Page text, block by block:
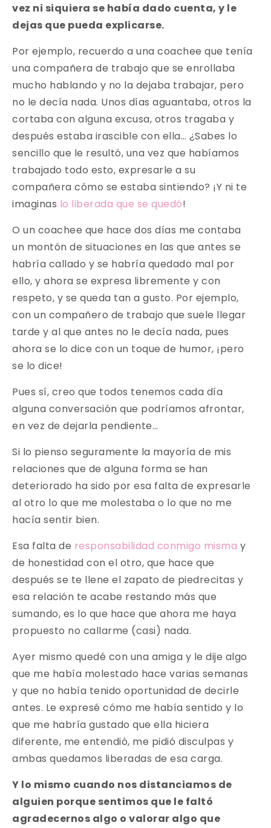
vez ni siquiera se había dado cuenta, y le
dejas que pueda explicarse.
Por ejemplo, recuerdo a una coachee que tenía
una compañera de trabajo que se enrollaba
mucho hablando y no la dejaba trabajar, pero
no le decía nada. Unos días aguantaba, otros la
cortaba con alguna excusa, otros tragaba y
después estaba irascible con ella… ¿Sabes lo
sencillo que le resultó, una vez que habíamos
trabajado todo esto, expresarle a su
compañera cómo se estaba sintiendo? ¡Y ni te
imaginas lo liberada que se quedó!
O un coachee que hace dos días me contaba
un montón de situaciones en las que antes se
habría callado y se habría quedado mal por
ello, y ahora se expresa libremente y con
respeto, y se queda tan a gusto. Por ejemplo,
con un compañero de trabajo que suele llegar
tarde y al que antes no le decía nada, pues
ahora se lo dice con un toque de humor, ¡pero
se lo dice!
Pues sí, creo que todos tenemos cada día
alguna conversación que podríamos afrontar,
en vez de dejarla pendiente…
Si lo pienso seguramente la mayoría de mis
relaciones que de alguna forma se han
deteriorado ha sido por esa falta de expresarle
al otro lo que me molestaba o lo que no me
hacía sentir bien.
Esa falta de responsabilidad conmigo misma y
de honestidad con el otro, que hace que
después se te llene el zapato de piedrecitas y
esa relación te acabe restando más que
sumando, es lo que hace que ahora me haya
propuesto no callarme (casi) nada.
Ayer mismo quedé con una amiga y le dije algo
que me había molestado hace varias semanas
y que no había tenido oportunidad de decirle
antes. Le expresé cómo me había sentido y lo
que me habría gustado que ella hiciera
diferente, me entendió, me pidió disculpas y
ambas quedamos liberadas de esa carga.
Y lo mismo cuando nos distanciamos de
alguien porque sentimos que le faltó
agradecernos algo o valorar algo que